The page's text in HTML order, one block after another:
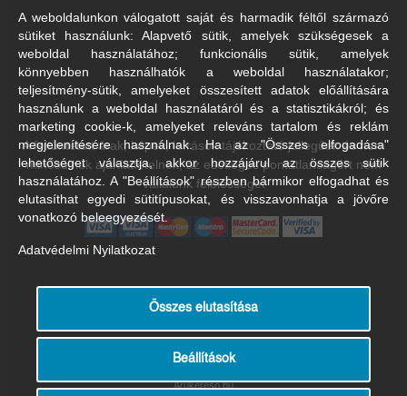
A feltüntetett árak, képek, leírások tájékoztató jellegűek és nem
minősülnek ajánlattételnek, az esetleges pontatlanságért nem
vállalunk felelősséget
Árukereső.hu
A weboldalunkon válogatott saját és harmadik féltől származó
sütiket használunk: Alapvető sütik, amelyek szükségesek a
weboldal használatához; funkcionális sütik, amelyek
könnyebben használhatók a weboldal használatakor;
teljesítmény-sütik, amelyeket összesített adatok előállítására
használunk a weboldal használatáról és a statisztikákról; és
marketing cookie-k, amelyeket releváns tartalom és reklám
megjelenítésére használnak. Ha az "Összes elfogadása"
lehetőséget választja, akkor hozzájárul az összes sütik
használatához. A "Beállítások" részben bármikor elfogadhat és
elutasíthat egyedi sütitípusokat, és visszavonhatja a jövőre
vonatkozó beleegyezését.
Adatvédelmi Nyilatkozat
Összes elutasítása
Beállítások